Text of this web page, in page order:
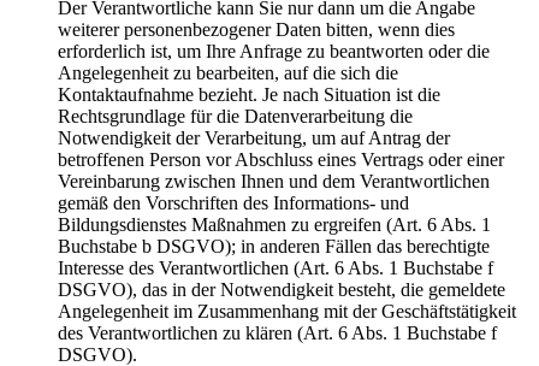
Der Verantwortliche kann Sie nur dann um die Angabe
weiterer personenbezogener Daten bitten, wenn dies
erforderlich ist, um Ihre Anfrage zu beantworten oder die
Angelegenheit zu bearbeiten, auf die sich die
Kontaktaufnahme bezieht. Je nach Situation ist die
Rechtsgrundlage für die Datenverarbeitung die
Notwendigkeit der Verarbeitung, um auf Antrag der
betroffenen Person vor Abschluss eines Vertrags oder einer
Vereinbarung zwischen Ihnen und dem Verantwortlichen
gemäß den Vorschriften des Informations- und
Bildungsdienstes Maßnahmen zu ergreifen (Art. 6 Abs. 1
Buchstabe b DSGVO); in anderen Fällen das berechtigte
Interesse des Verantwortlichen (Art. 6 Abs. 1 Buchstabe f
DSGVO), das in der Notwendigkeit besteht, die gemeldete
Angelegenheit im Zusammenhang mit der Geschäftstätigkeit
des Verantwortlichen zu klären (Art. 6 Abs. 1 Buchstabe f
DSGVO).